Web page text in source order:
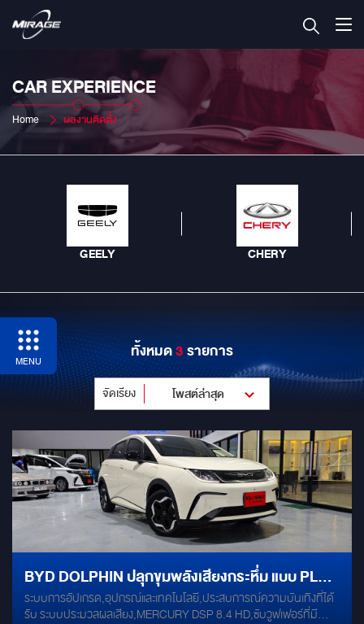
CAR EXPERIENCE
Home ผลงานติดตั้ง
GEELY CHERY
MENU ทั้งหมด3รายการ
จัดเรียง โพสต์ล่าสุด
BYD DOLPHIN ปลุกขุมพลังเสียงกระหึ่ม แบบ PLUG
& PLAY ไม่ตัดต่อสายไฟ
ระบบการอัปเกรด,อุปกรณ์และเทคโนโลยี,ประสบการณ์ความบันเทิงที่ได้
รับ ระบบประมวลผลเสียง,MERCURY DSP 8.4 HD,ซับวูฟเฟอร์ที่มี